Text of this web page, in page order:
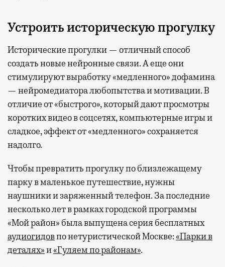
Устроить историческую прогулку
Исторические прогулки — отличный способ
создать новые нейронные связи. А еще они
стимулируют выработку «медленного» дофамина
— нейромедиатора любопытства и мотивации. В
отличие от «быстрого», который дают просмотры
коротких видео в соцсетях, компьютерные игры и
сладкое, эффект от «медленного» сохраняется
надолго.
Чтобы превратить прогулку по близлежащему
парку в маленькое путешествие, нужны
наушники и заряженный телефон. За последние
несколько лет в рамках городской программы
«Мой район» была выпущена серия бесплатных
аудиогидовпо нетуристической Москве:«Парки в
деталях»и«Гуляем по районам».